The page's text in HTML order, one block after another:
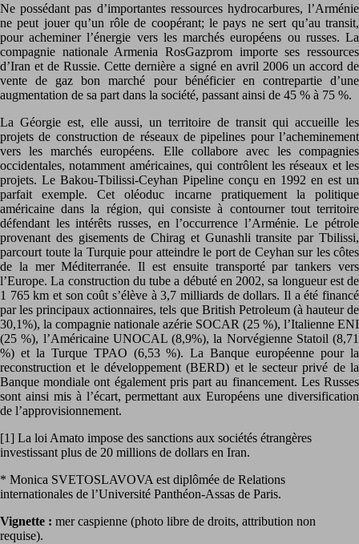
Ne possédant pas d’importantes ressources hydrocarbures, l’Arménie
ne peut jouer qu’un rôle de coopérant; le pays ne sert qu’au transit,
pour acheminer l’énergie vers les marchés européens ou russes. La
compagnie nationale Armenia RosGazprom importe ses ressources
d’Iran et de Russie. Cette dernière a signé en avril 2006 un accord de
vente de gaz bon marché pour bénéficier en contrepartie d’une
augmentation de sa part dans la société, passant ainsi de 45 % à 75 %.
La Géorgie est, elle aussi, un territoire de transit qui accueille les
projets de construction de réseaux de pipelines pour l’acheminement
vers les marchés européens. Elle collabore avec les compagnies
occidentales, notamment américaines, qui contrôlent les réseaux et les
projets. Le Bakou-Tbilissi-Ceyhan Pipeline conçu en 1992 en est un
parfait exemple. Cet oléoduc incarne pratiquement la politique
américaine dans la région, qui consiste à contourner tout territoire
défendant les intérêts russes, en l’occurrence l’Arménie. Le pétrole
provenant des gisements de Chirag et Gunashli transite par Tbilissi,
parcourt toute la Turquie pour atteindre le port de Ceyhan sur les côtes
de la mer Méditerranée. Il est ensuite transporté par tankers vers
l’Europe. La construction du tube a débuté en 2002, sa longueur est de
1 765 km et son coût s’élève à 3,7 milliards de dollars. Il a été financé
par les principaux actionnaires, tels que British Petroleum (à hauteur de
30,1%), la compagnie nationale azérie SOCAR (25 %), l’Italienne ENI
(25 %), l’Américaine UNOCAL (8,9%), la Norvégienne Statoil (8,71
%) et la Turque TPAO (6,53 %). La Banque européenne pour la
reconstruction et le développement (BERD) et le secteur privé de la
Banque mondiale ont également pris part au financement. Les Russes
sont ainsi mis à l’écart, permettant aux Européens une diversification
de l’approvisionnement.
[1] La loi Amato impose des sanctions aux sociétés étrangères
investissant plus de 20 millions de dollars en Iran.
* Monica SVETOSLAVOVA est diplômée de Relations
internationales de l’Université Panthéon-Assas de Paris.
Vignette : mer caspienne (photo libre de droits, attribution non
requise).